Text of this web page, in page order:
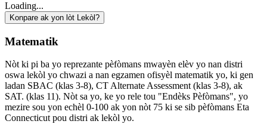
Loading...
Konpare ak yon lòt Lekòl?
Matematik
Nòt ki pi ba yo reprezante pèfòmans mwayèn elèv yo nan distri
oswa lekòl yo chwazi a nan egzamen ofisyèl matematik yo, ki gen
ladan SBAC (klas 3-8), CT Alternate Assessment (klas 3-8), ak
SAT. (klas 11). Nòt sa yo, ke yo rele tou "Endèks Pèfòmans", yo
mezire sou yon echèl 0-100 ak yon nòt 75 ki se sib pèfòmans Eta
Connecticut pou distri ak lekòl yo.